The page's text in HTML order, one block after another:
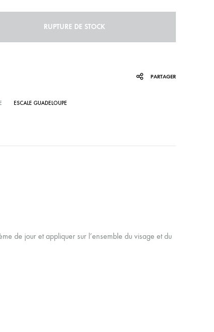
RUPTURE DE STOCK
PARTAGER
ESCALE GUADELOUPE
de jour et appliquer sur l’ensemble du visage et du